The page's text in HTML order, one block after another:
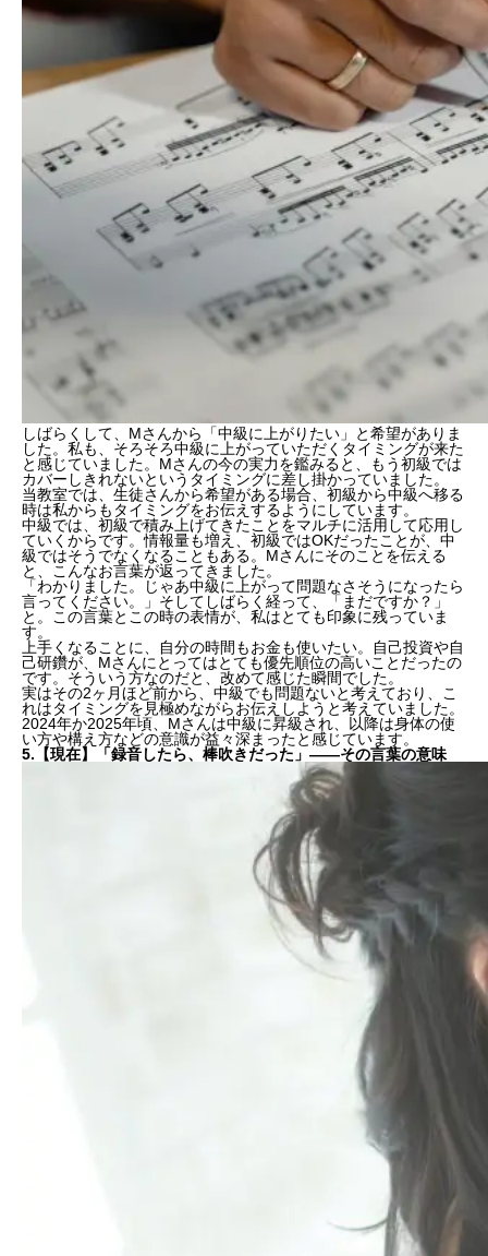
しばらくして、Mさんから「中級に上がりたい 」と希望がありま
した。私も、そろそろ中級に上がっていただくタイミングが来た
と感じていました。Mさんの今の実力を鑑みると、もう初級では
カバーしきれないというタイミングに差し掛かっていました。
当教室では、生徒さんから希望がある場合、初級から中級へ移る
時は私からもタイミングをお伝えするようにしています。
中級では、初級で積み上げてきたことをマルチに活用して応用 し
ていくからです。情報量も増え、初級ではOKだったことが、中
級ではそうでなくなることもある。Mさんにそのことを伝える
と、こんなお言葉が返ってきました。
「わかりました。じゃあ中級に上がって問題なさそうになったら
言ってください。」そしてしばらく経って、「まだですか？」
と。この言葉とこの時の表情が、私はとても印象に残っていま
す。
上手くなることに、自分の時間もお金も使いたい。
自己投資や自
己研鑽が、Mさんにとってはとても優先順位の高いことだったの
です。そういう方なのだと、改めて感じた瞬間でした。
実はその2ヶ月ほど前から、中級でも問題ないと考えており、こ
れはタイミングを見極めながらお伝えしようと考えていました。
2024年か2025年頃、Mさんは中級に昇級され、以降は身体の使
い方や構え方などの意識が益々深まったと感じています。
5.【現在】「録音したら、棒吹きだった」——その言葉の意味